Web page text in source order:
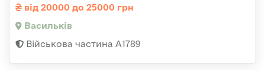
від 20000 до 25000 грн
Васильків
Військова частина А1789